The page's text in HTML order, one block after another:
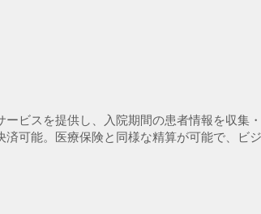
ビスを提供し、入院期間の患者情報を収集
可能。医療保険と同様な精算が可能で、
ビ